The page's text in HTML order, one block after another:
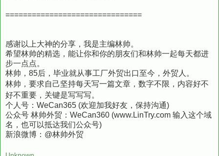
===============================
感谢以上大神的分享，我是主编林帅。
希望林帅的精选，能让你和你的朋友们和林帅一起每天都进
步一点点。
林帅，85后，毕业就从事工厂外贸出口至今，外贸人。
林帅，要求自己坚持每天写一篇文章，数字不限，内容好不
好不重要，关键是写写写。
个人号：WeCan365 (欢迎加我好友，保持沟通)
公众号 林帅外贸：WeCan360 (www.LinTry.com 输入这个域
名，也可以抵达我们公众号)
新浪微博：@林帅外贸